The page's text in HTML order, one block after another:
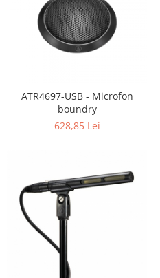
ATR4697-USB - Microfon
boundry
628,85 Lei